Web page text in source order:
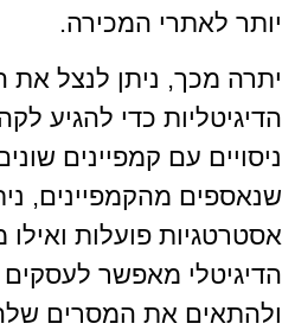
יותר לאתרי המכירה.
יתרה מכך, ניתן לנצל את
הדיגיטליות כדי להגיע
ניסויים עם קמפיינים
שנאספים מהקמפיינים,
אסטרטגיות פועלות ואילו
הדיגיטלי מאפשר לעסקים
ולהתאים את המסרים